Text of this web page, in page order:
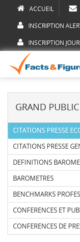
ACCUEIL
INSCRIPTION
INSCRIPTION
GRAND
CITATIONS PRESSE
CITATIONS PRESSE
DEFINITIONS
BAROMETRES
BENCHMARKS
CONFERENCES ET
CONFERENCES DE